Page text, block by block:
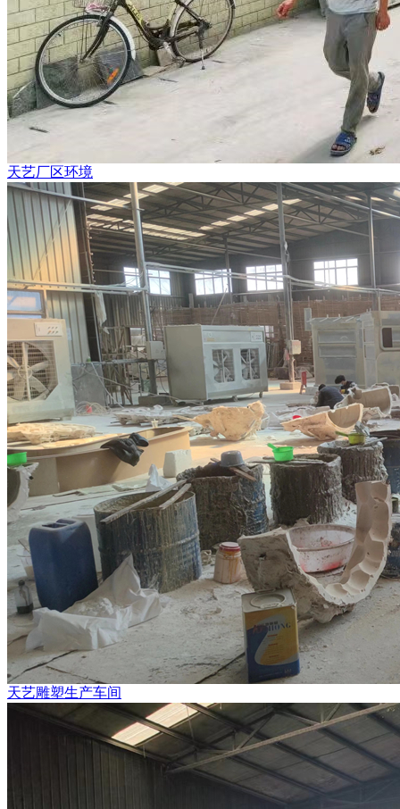
天艺厂区环境
天艺雕塑生产车间